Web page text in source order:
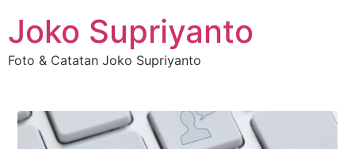
Joko Supriyanto
Foto & Catatan Joko Supriyanto